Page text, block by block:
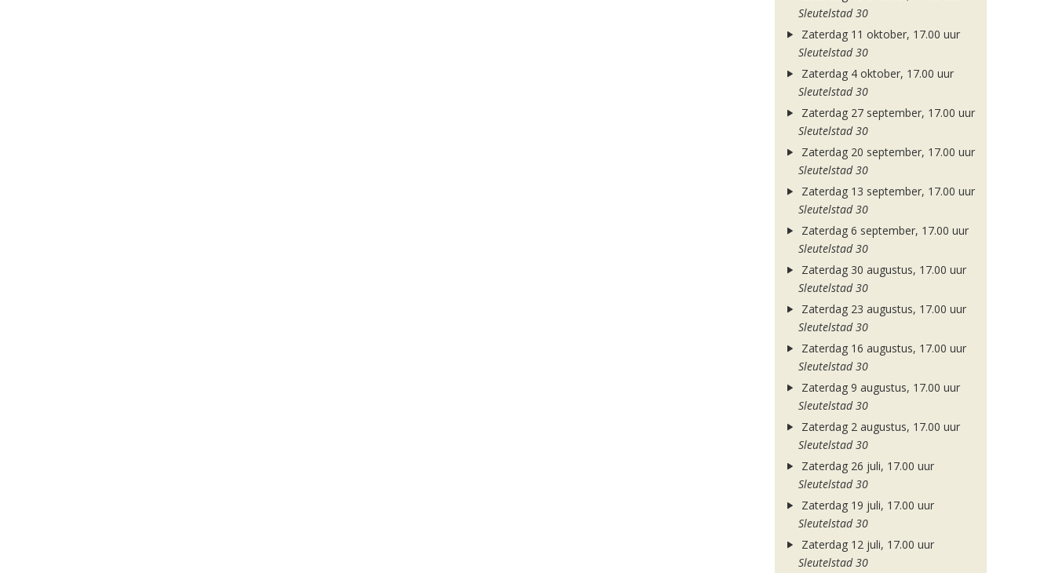
Sleutelstad 30
Zaterdag 11 oktober, 17.00 uur
Sleutelstad 30
Zaterdag 4 oktober, 17.00 uur
Sleutelstad 30
Zaterdag 27 september, 17.00 uur
Sleutelstad 30
Zaterdag 20 september, 17.00 uur
Sleutelstad 30
Zaterdag 13 september, 17.00 uur
Sleutelstad 30
Zaterdag 6 september, 17.00 uur
Sleutelstad 30
Zaterdag 30 augustus, 17.00 uur
Sleutelstad 30
Zaterdag 23 augustus, 17.00 uur
Sleutelstad 30
Zaterdag 16 augustus, 17.00 uur
Sleutelstad 30
Zaterdag 9 augustus, 17.00 uur
Sleutelstad 30
Zaterdag 2 augustus, 17.00 uur
Sleutelstad 30
Zaterdag 26 juli, 17.00 uur
Sleutelstad 30
Zaterdag 19 juli, 17.00 uur
Sleutelstad 30
Zaterdag 12 juli, 17.00 uur
Sleutelstad 30